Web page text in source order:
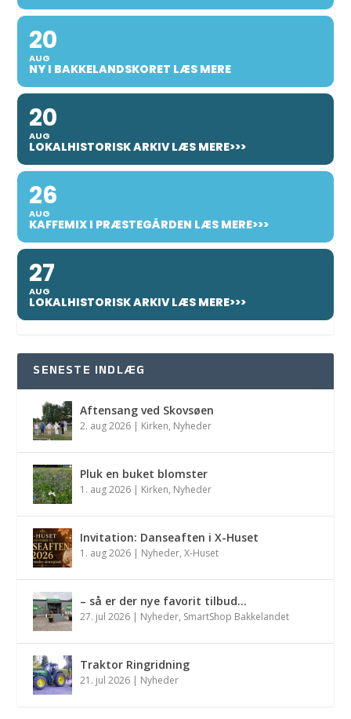
20
AUG
NY I BAKKELANDSKORET LÆS MERE
20
AUG
LOKALHISTORISK ARKIV LÆS MERE>>>
26
AUG
KAFFEMIX I PRÆSTEGÅRDEN LÆS MERE>>>
27
AUG
LOKALHISTORISK ARKIV LÆS MERE>>>
SENESTE INDLÆG
Aftensang ved Skovsøen
2. aug 2026 | Kirken, Nyheder
Pluk en buket blomster
1. aug 2026 | Kirken, Nyheder
Invitation: Danseaften i X-Huset
1. aug 2026 | Nyheder,X-Huset
– så er der nye favorit tilbud…
27. jul 2026 | Nyheder, SmartShop Bakkelandet
Traktor Ringridning
21. jul 2026 | Nyheder